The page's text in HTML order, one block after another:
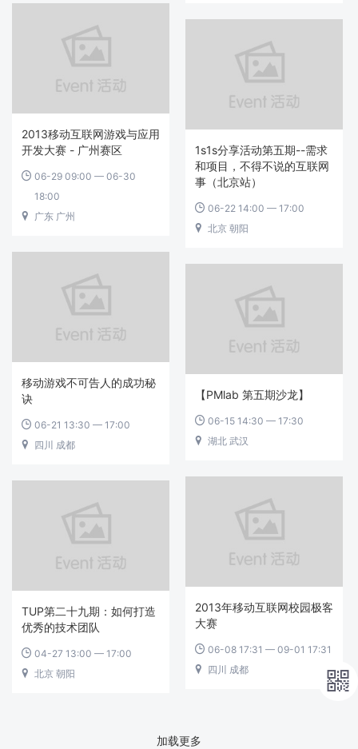
2013移动互联网游戏与应用
开发大赛 - 广州赛区
 06-29 09:00 — 06-30
18:00
 广东 广州
1s1s分享活动第五期--需求
和项目，不得不说的互联网
事（北京站）
 06-22 14:00 — 17:00
 北京 朝阳
移动游戏不可告人的成功秘
诀
 06-21 13:30 — 17:00
 四川 成都
【PMlab 第五期沙龙】
 06-15 14:30 — 17:30
 湖北 武汉
2013年移动互联网校园极客
大赛
 06-08 17:31 — 09-01 17:31
 四川 成都
TUP第二十九期：如何打造
优秀的技术团队
 04-27 13:00 — 17:00
 北京 朝阳
加载更多
